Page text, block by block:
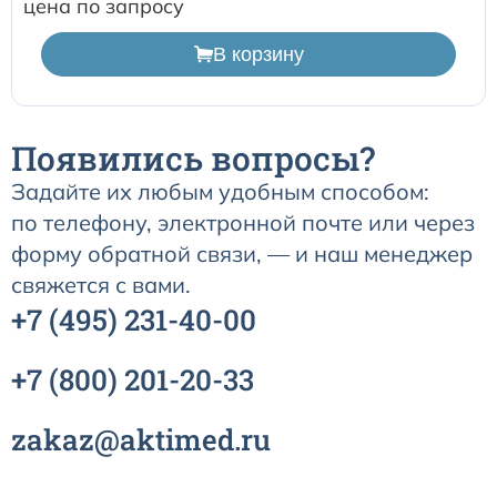
цена по запросу
В корзину
Появились вопросы?
Задайте их любым удобным способом:
по телефону, электронной почте или через
форму обратной связи, — и наш менеджер
свяжется с вами.
+7 (495) 231-40-00
+7 (800) 201-20-33
zakaz@aktimed.ru